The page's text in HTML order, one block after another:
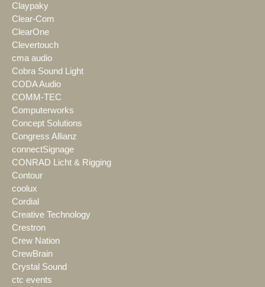
Claypaky
Clear-Com
ClearOne
Clevertouch
cma audio
Cobra Sound Light
CODA Audio
COMM-TEC
Computerworks
Concept Solutions
Congress Allianz
connectSignage
CONRAD Licht & Rigging
Contour
coolux
Cordial
Creative Technology
Crestron
Crew Nation
CrewBrain
Crystal Sound
ctc events